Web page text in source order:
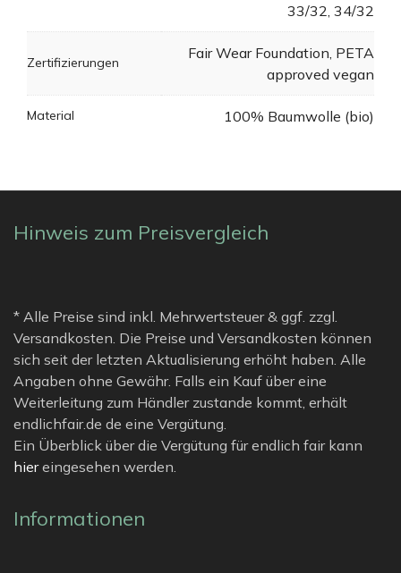
33/32, 34/32
Zertifizierungen
Fair Wear Foundation, PETA
approved vegan
Material 100% Baumwolle (bio)
Hinweis zum Preisvergleich
* Alle Preise sind inkl. Mehrwertsteuer & ggf. zzgl.
Versandkosten. Die Preise und Versandkosten können
sich seit der letzten Aktualisierung erhöht haben. Alle
Angaben ohne Gewähr. Falls ein Kauf über eine
Weiterleitung zum Händler zustande kommt, erhält
endlichfair.de de eine Vergütung.
Ein Überblick über die Vergütung für endlich fair kann
hiereingesehen werden.
Informationen